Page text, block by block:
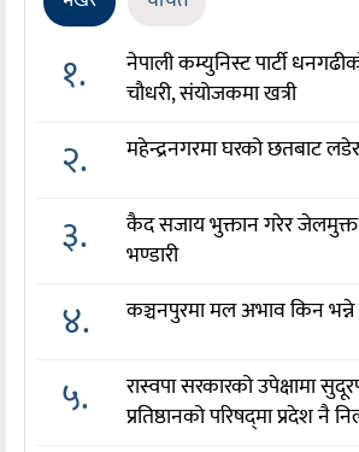
१.
नेपाली कम्युनिस्ट पार्टी
चौधरी, संयोजकमा खत्री
२. महेन्द्रनगरमा घरको छतबाट
३.
कैद सजाय भुक्तान गरेर
भण्डारी
४. कञ्चनपुरमा मल अभाव किन भन्ने
५.
रास्वपा सरकारको उपेक्षामा
प्रतिष्ठानको परिषद्‌मा प्रदेश नै